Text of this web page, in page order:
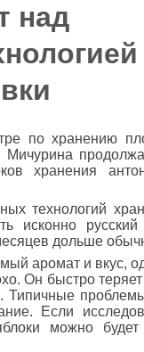
над
по хранению
хранения
технологий
исконно русский
дольше
аромат и вкус,
Он быстро
Типичные
Если
можно будет